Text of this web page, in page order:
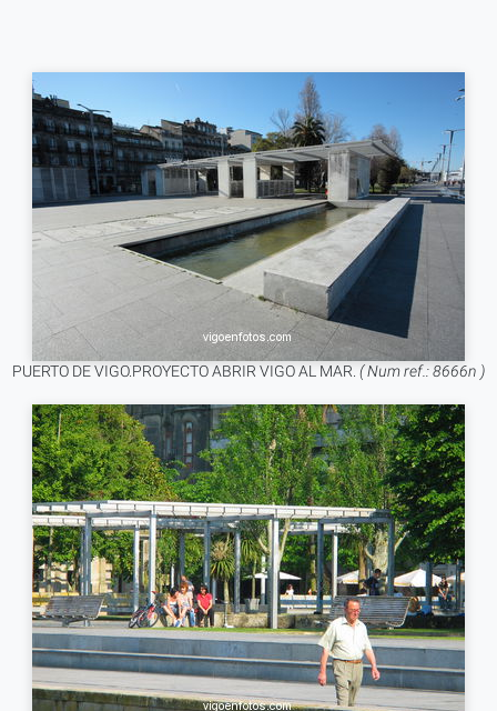
PUERTO DE VIGO.PROYECTO ABRIR VIGO AL MAR. ( Num ref.: 8666n )